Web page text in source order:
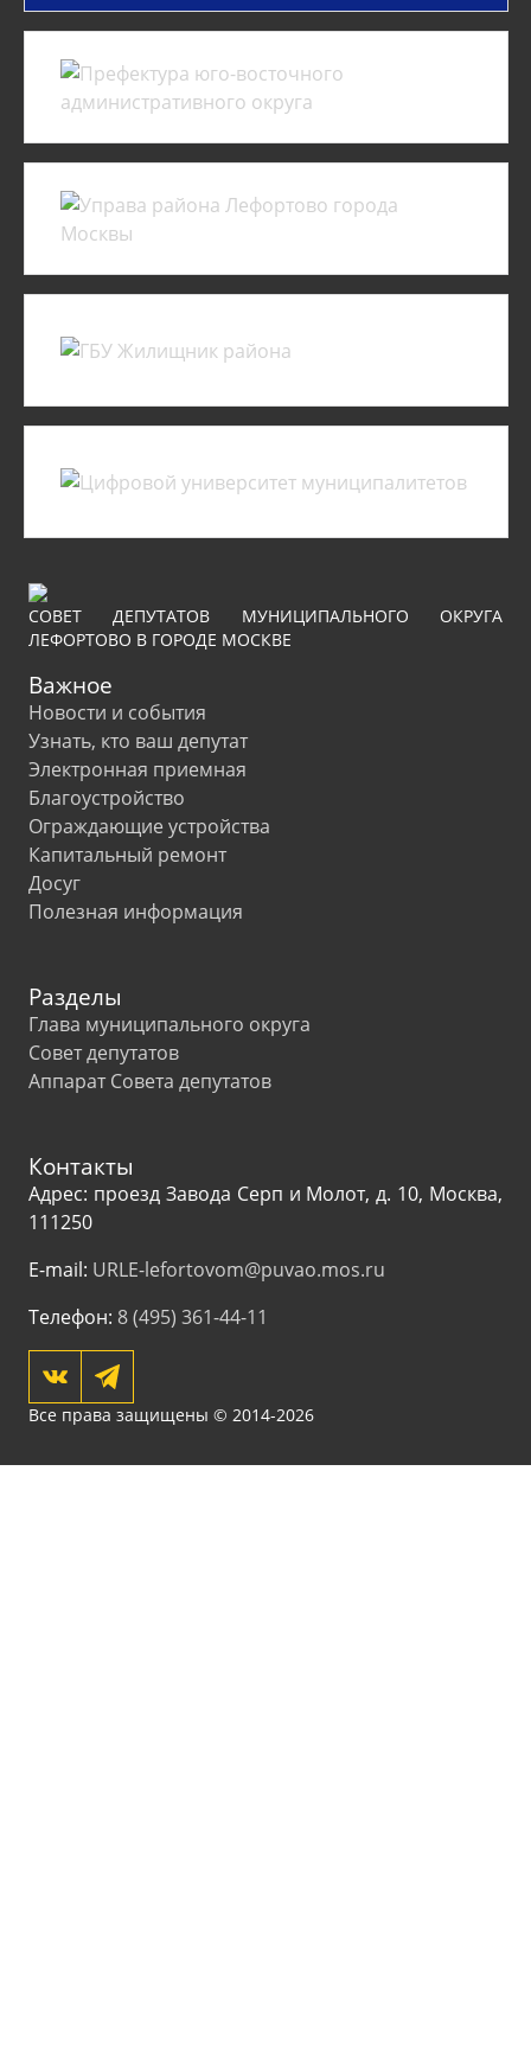
СОВЕТ ДЕПУТАТОВ МУНИЦИПАЛЬНОГО ОКРУГА
ЛЕФОРТОВО В ГОРОДЕ МОСКВЕ
Важное
Новости и события
Узнать, кто ваш депутат
Электронная приемная
Благоустройство
Ограждающие устройства
Капитальный ремонт
Досуг
Полезная информация
Разделы
Глава муниципального округа
Совет депутатов
Аппарат Совета депутатов
Контакты
Адрес: проезд Завода Серп и Молот, д. 10, Москва,
111250
E-mail: URLE-lefortovom@puvao.mos.ru
Телефон: 8 (495) 361-44-11
Все права защищены © 2014-2026